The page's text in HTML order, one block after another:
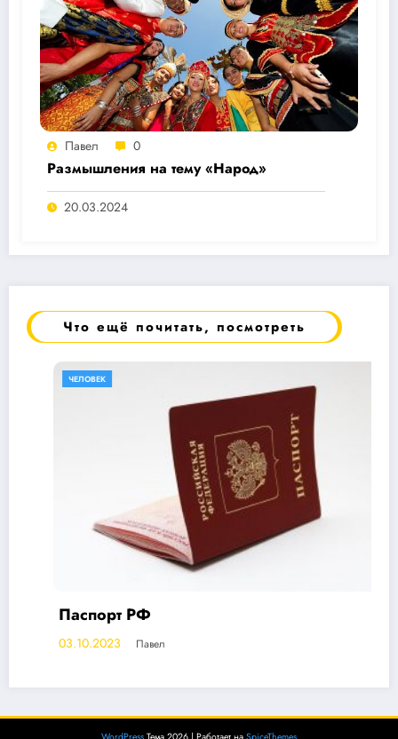
Павел 0
Размышления на тему «Народ»
20.03.2024
Что ещё почитать, посмотреть
ЧЕЛОВЕК
Паспорт РФ
03.10.2023 Павел